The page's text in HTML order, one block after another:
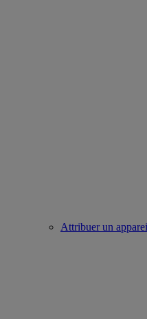
Attribuer un